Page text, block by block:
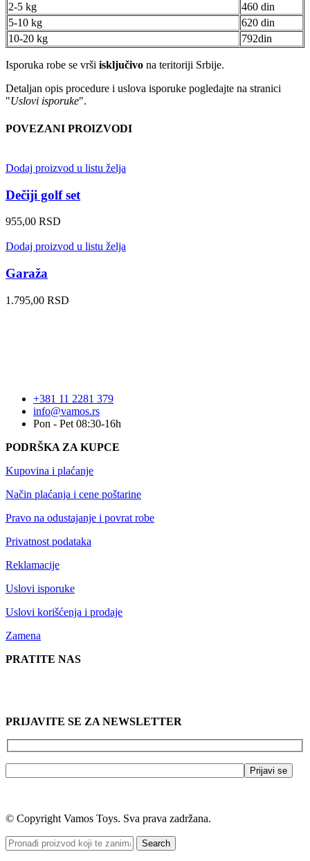
2-5 kg
460 din
5-10 kg
620 din
10-20 kg
792din
Isporuka robe se vrši isključivo na teritoriji Srbije.
Detaljan opis procedure i uslova isporuke pogledajte na stranici
"Uslovi isporuke".
POVEZANI PROIZVODI
Dodaj proizvod u listu želja
Dečiji golf set
955,00 RSD
Dodaj proizvod u listu želja
Garaža
1.795,00 RSD
+381 11 2281 379
info@vamos.rs
Pon - Pet 08:30-16h
PODRŠKA ZA KUPCE
Kupovina i plaćanje
Način plaćanja i cene poštarine
Pravo na odustajanje i povrat robe
Privatnost podataka
Reklamacije
Uslovi isporuke
Uslovi korišćenja i prodaje
Zamena
PRATITE NAS
PRIJAVITE SE ZA NEWSLETTER
© Copyright Vamos Toys. Sva prava zadržana.
Search